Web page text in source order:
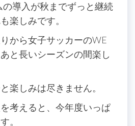
導入が秋までずっと継続
楽しみです。
から女子サッカーのWE
と長いシーズンの間楽し
楽しみは尽きません。
考えると、今年度いっぱ
。